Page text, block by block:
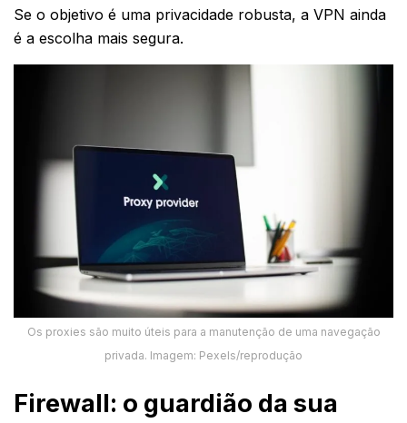
Se o objetivo é uma privacidade robusta, a VPN ainda
é a escolha mais segura.
Os proxies são muito úteis para a manutenção de uma navegação
privada. Imagem: Pexels/reprodução
Firewall: o guardião da sua